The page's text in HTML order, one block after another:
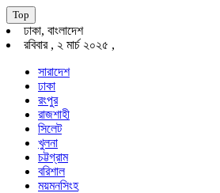
Top
ঢাকা, বাংলাদেশ
রবিবার , ২ মার্চ ২০২৫ ,
সারাদেশ
ঢাকা
রংপুর
রাজশাহী
সিলেট
খুলনা
চট্টগ্রাম
বরিশাল
ময়মনসিংহ